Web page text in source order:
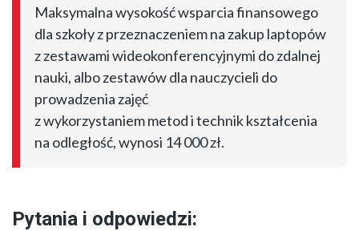
Maksymalna wysokość wsparcia finansowego
dla szkoły z przeznaczeniem na zakup laptopów
z zestawami wideokonferencyjnymi do zdalnej
nauki, albo zestawów dla nauczycieli do
prowadzenia zajęć
z wykorzystaniem metod i technik kształcenia
na odległość, wynosi 14 000 zł.
Pytania i odpowiedzi: